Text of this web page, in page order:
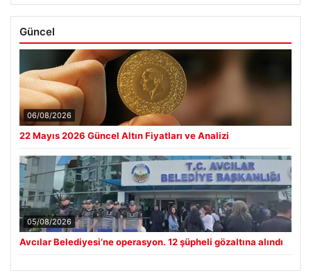
Güncel
06/08/2026
22 Mayıs 2026 Güncel Altın Fiyatları ve Analizi
05/08/2026
Avcılar Belediyesi’ne operasyon. 12 şüpheli gözaltına alındı